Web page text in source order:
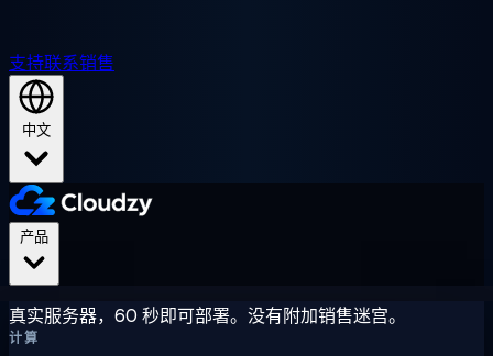
支持联系销售
中文
真实服务器，60 秒即可部署。没有附加销售迷宫。
计算